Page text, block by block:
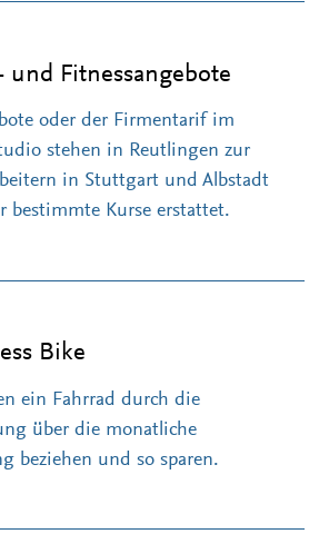
und Fitnessangebote
oder der Firmentarif im
stehen in Reutlingen zur
in Stuttgart und Albstadt
bestimmte Kurse erstattet.
Bike
ein Fahrrad durch die
über die monatliche
beziehen und so sparen.